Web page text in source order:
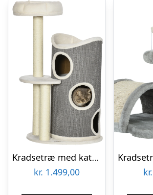
Kradsetræ med katteseng og kradsetønde til katte, 60 cm x 44,5 cm x 109 cm, grå + natur + hvid
kr. 1.499,00
kr.